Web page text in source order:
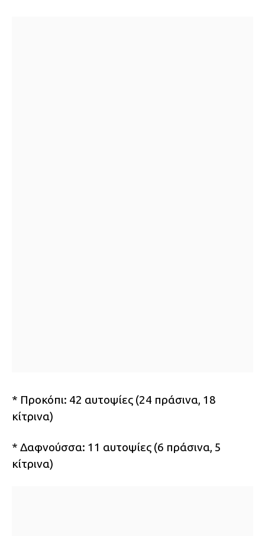
* Προκόπι: 42 αυτοψίες (24 πράσινα, 18
κίτρινα)
* Δαφνούσσα: 11 αυτοψίες (6 πράσινα, 5
κίτρινα)